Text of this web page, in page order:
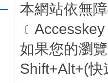
本網站依無
如果您的瀏
Shift+Alt+(快